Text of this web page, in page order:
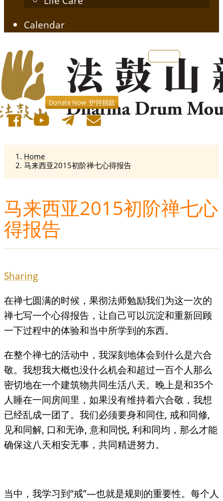
Calendar
Donate Now 护持捐款
Home
马来西亚2015初阶禅七心得报告
马来西亚2015初阶禅七心
得报告
Sharing
在禅七圆满的时候，果彻法师勉励我们为这一次的
禅七写一个心得报告，让自己可以沉淀和重新回顾
一下过程中的体验和当中所学到的东西。
在整个禅七的活动中，我深刻地体会到什么是六合
敬。我想我大概也没什么机会和超过一百个人那么
密切地在一个建筑物共同生活八天。晚上是和35个
人睡在一间房间里，如果没有维持着六合敬，我想
已经乱成一团了。我们必须要身和同住, 戒和同修,
见和同解, 口和无诤, 意和同悦, 利和同均，那么才能
确保这八天相安无事，共同精进努力。
当中，我学习到“戒”—也就是规则的重要性。每个人